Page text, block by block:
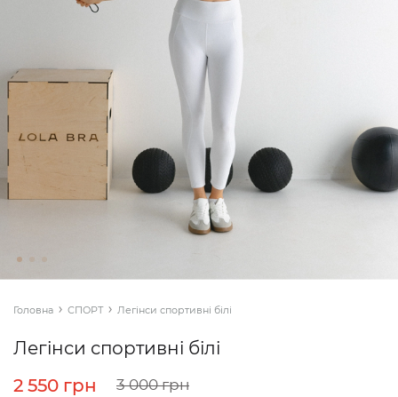
Головна СПОРТ Легінси спортивні білі
Легінси спортивні білі
3 000 грн
2 550 грн